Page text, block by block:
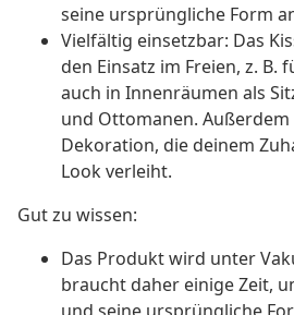
seine ursprüngliche Form
Vielfältig einsetzbar: Das
den Einsatz im Freien, z. B.
auch in Innenräumen als
und Ottomanen. Außerdem
Dekoration, die deinem
Look verleiht.
Gut zu wissen:
Das Produkt wird unter
braucht daher einige Zeit,